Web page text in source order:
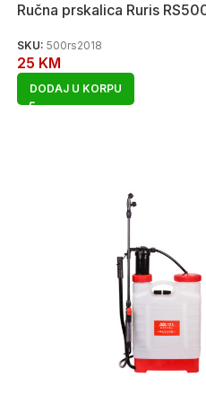
Ručna prskalica Ruris
SKU: 500rs2018
25 KM
DODAJ U KORPU